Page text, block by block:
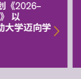
《2026‒
以
大学迈向学